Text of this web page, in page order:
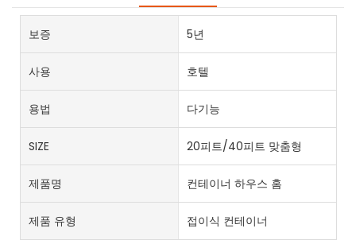
보증 5년
사용 호텔
용법 다기능
SIZE 20피트/40피트 맞춤형
제품명 컨테이너 하우스 홈
제품 유형 접이식 컨테이너